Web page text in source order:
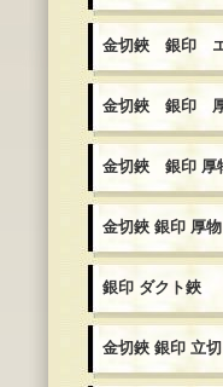
金切鋏 銀印 エ
金切鋏 銀印
金切鋏 銀印 厚
金切鋏 銀印 厚
銀印 ダクト鋏
金切鋏 銀印 立切